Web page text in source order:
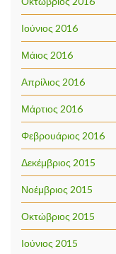
Ιούνιος 2016
Μάιος 2016
Απρίλιος 2016
Μάρτιος 2016
Φεβρουάριος 2016
Δεκέμβριος 2015
Νοέμβριος 2015
Οκτώβριος 2015
Ιούνιος 2015